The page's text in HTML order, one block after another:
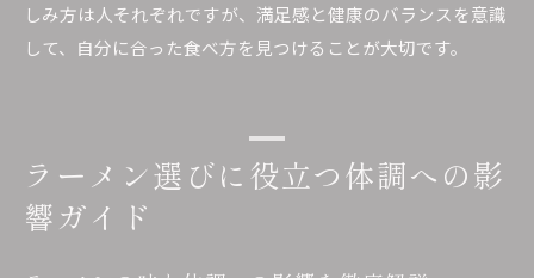
しみ方は人それぞれですが、満足感と健康のバランスを意識
して、自分に合った食べ方を見つけることが大切です。
ラーメン選びに役立つ体調への影
響ガイド